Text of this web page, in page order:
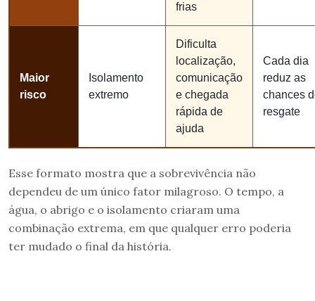
frias
Maior
risco
Isolamento
extremo
Dificulta
localização,
comunicação
e chegada
rápida de
ajuda
Cada dia
reduz as
chances
resgate
Esse formato mostra que a sobrevivência não
dependeu de um único fator milagroso. O tempo, a
água, o abrigo e o isolamento criaram uma
combinação extrema, em que qualquer erro poderia
ter mudado o final da história.